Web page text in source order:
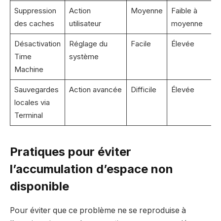
Suppression
des caches
Action
utilisateur
Moyenne
Faible à
moyenne
Désactivation
Time
Machine
Réglage du
système
Facile Élevée
Sauvegardes
locales via
Terminal
Action avancée Difficile Élevée
Pratiques pour éviter
l’accumulation d’espace non
disponible
Pour éviter que ce problème ne se reproduise à